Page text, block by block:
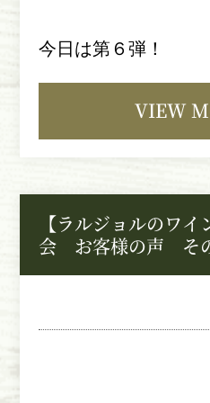
今日は第６弾！
VIEW
【ラルジョルのワ
会 お客様の声 その